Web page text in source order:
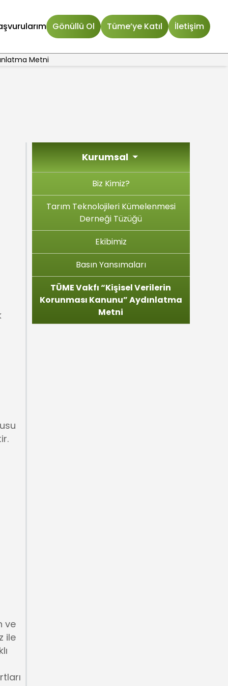
Gönüllü Ol Tüme’ye Katıl İletişim
Metni
ve
ile
Kurumsal
Biz Kimiz?
Tarım Teknolojileri Kümelenmesi
Derneği Tüzüğü
Ekibimiz
Basın Yansımaları
TÜME Vakfı “Kişisel Verilerin
Korunması Kanunu” Aydınlatma
Metni